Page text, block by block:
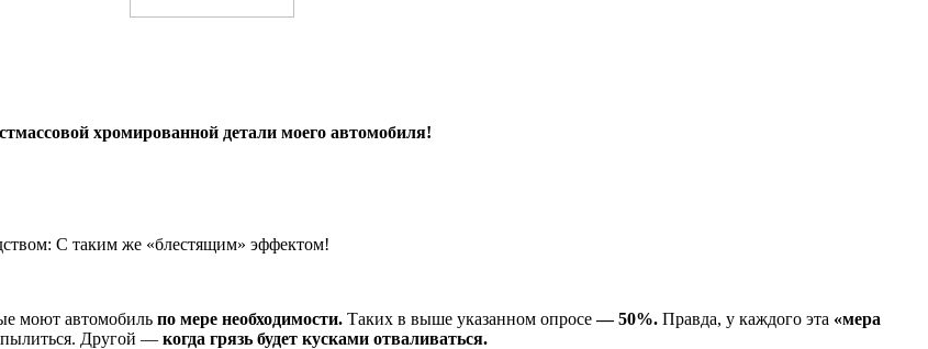
хромированной детали моего автомобиля!
С таким же «блестящим» эффектом!
моют автомобиль по мере необходимости. Таких в выше указанном опросе— 50%. Правда, у каждого эта «мера
Другой — когда грязь будет кусками отваливаться.